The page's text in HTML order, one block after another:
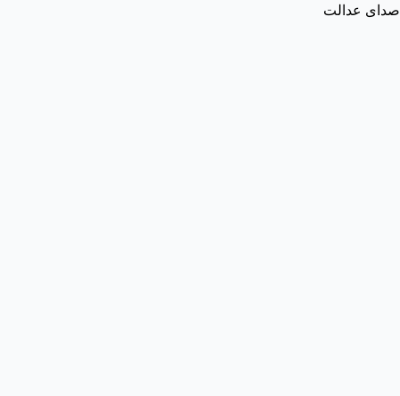
صدای عدالت